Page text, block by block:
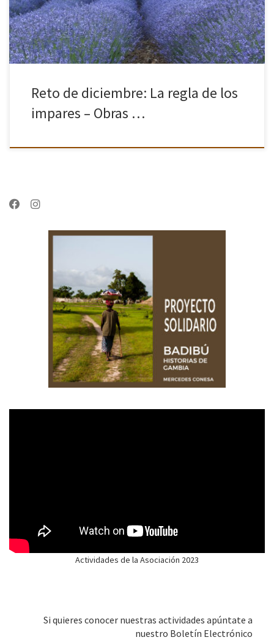
Reto de diciembre: La regla de los
impares – Obras …
Actividades de la Asociación 2023
Si quieres conocer nuestras actividades apúntate a
nuestro Boletín Electrónico